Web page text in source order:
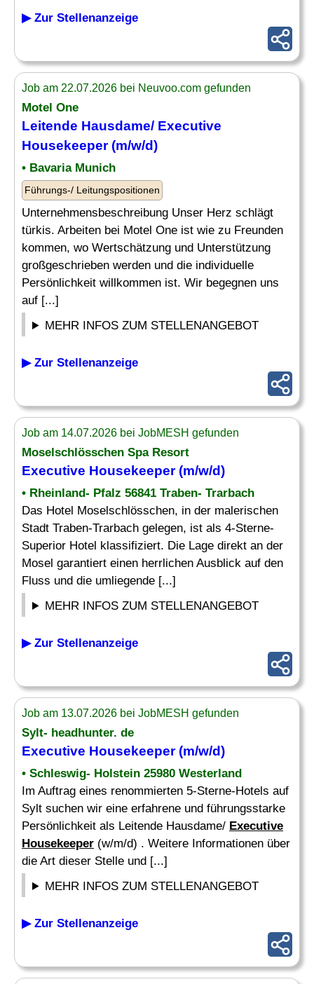
▶ Zur Stellenanzeige
Job am 22.07.2026 bei Neuvoo.com gefunden
Motel One
Leitende Hausdame/ Executive
Housekeeper(m/w/d)
• Bavaria Munich
Führungs-/ Leitungspositionen
Unternehmensbeschreibung Unser Herz schlägt
türkis. Arbeiten bei Motel One ist wie zu Freunden
kommen, wo Wertschätzung und Unterstützung
großgeschrieben werden und die individuelle
Persönlichkeit willkommen ist. Wir begegnen uns
auf [...]
MEHR INFOS ZUM STELLENANGEBOT
▶ Zur Stellenanzeige
Job am 14.07.2026 bei JobMESH gefunden
Moselschlösschen Spa Resort
Executive Housekeeper(m/w/d)
• Rheinland- Pfalz 56841 Traben- Trarbach
Das Hotel Moselschlösschen, in der malerischen
Stadt Traben-Trarbach gelegen, ist als 4-Sterne-
Superior Hotel klassifiziert. Die Lage direkt an der
Mosel garantiert einen herrlichen Ausblick auf den
Fluss und die umliegende [...]
MEHR INFOS ZUM STELLENANGEBOT
▶ Zur Stellenanzeige
Job am 13.07.2026 bei JobMESH gefunden
Sylt- headhunter. de
Executive Housekeeper(m/w/d)
• Schleswig- Holstein 25980 Westerland
Im Auftrag eines renommierten 5-Sterne-Hotels auf
Sylt suchen wir eine erfahrene und führungsstarke
Persönlichkeit als Leitende Hausdame/ Executive
Housekeeper (w/m/d) . Weitere Informationen über
die Art dieser Stelle und [...]
MEHR INFOS ZUM STELLENANGEBOT
▶ Zur Stellenanzeige